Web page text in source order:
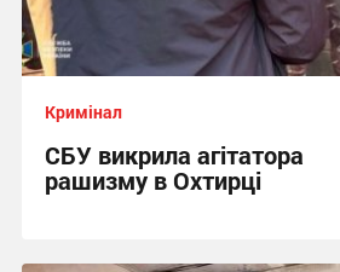
Кримінал
СБУ викрила агітатора
рашизму в Охтирці